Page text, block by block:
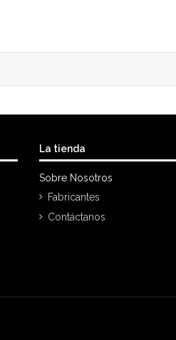
La tienda
Sobre Nosotros
Fabricantes
Contáctanos